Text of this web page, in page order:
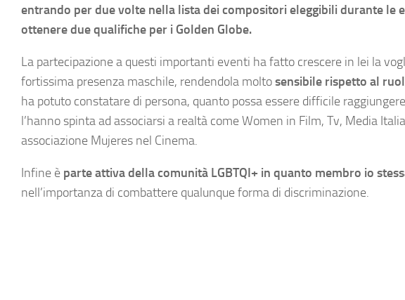
entrando per due volte nella lista dei compositori eleggibili durante le
ottenere due qualifiche per i Golden Globe.
La partecipazione a questi importanti eventi ha fatto crescere in lei la
fortissima presenza maschile, rendendola moltosensibile rispetto al
ha potuto constatare di persona, quanto possa essere difficile
l’hanno spinta ad associarsi a realtà come Women in Film, Tv, Media
associazione Mujeres nel Cinema.
Infine è parte attiva della comunità LGBTQI+ in quanto membro io
nell’importanza di combattere qualunque forma di discriminazione.